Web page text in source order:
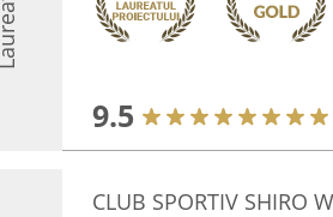
Laureați
9.5
CLUB SPORTIV SHIRO